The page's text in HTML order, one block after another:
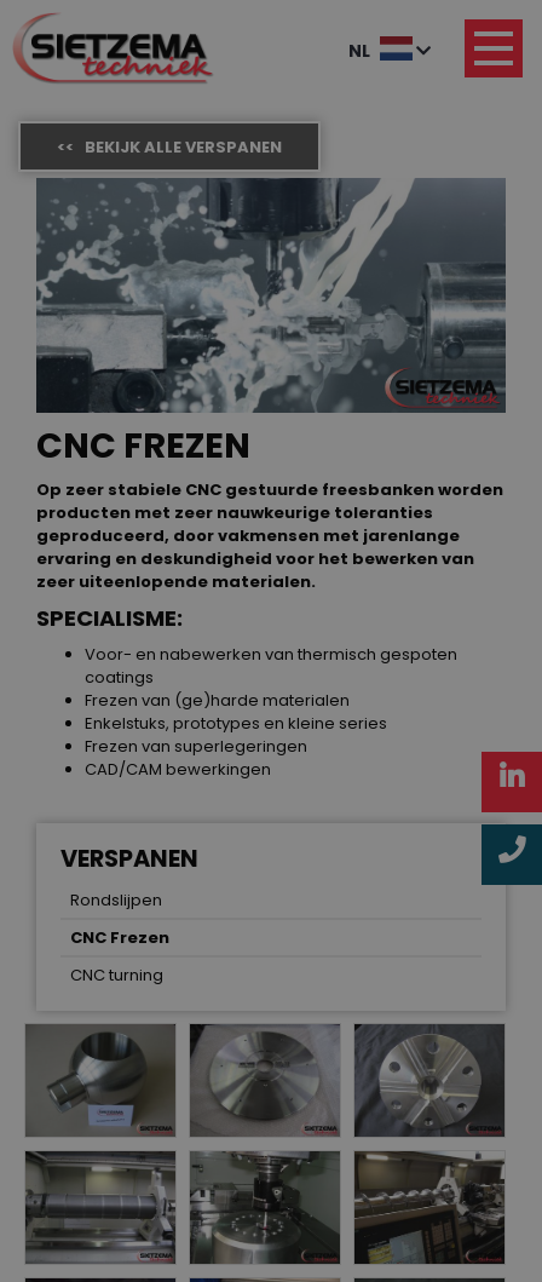
<< BEKIJK ALLE VERSPANEN
CNC FREZEN
Op zeer stabiele CNC gestuurde freesbanken worden
producten met zeer nauwkeurige toleranties
geproduceerd, door vakmensen met jarenlange
ervaring en deskundigheid voor het bewerken van
zeer uiteenlopende materialen.
SPECIALISME:
Voor- en nabewerken van thermisch gespoten
coatings
Frezen van (ge)harde materialen
Enkelstuks, prototypes en kleine series
Frezen van superlegeringen
CAD/CAM bewerkingen
VERSPANEN
Rondslijpen
CNC Frezen
CNC turning
NL